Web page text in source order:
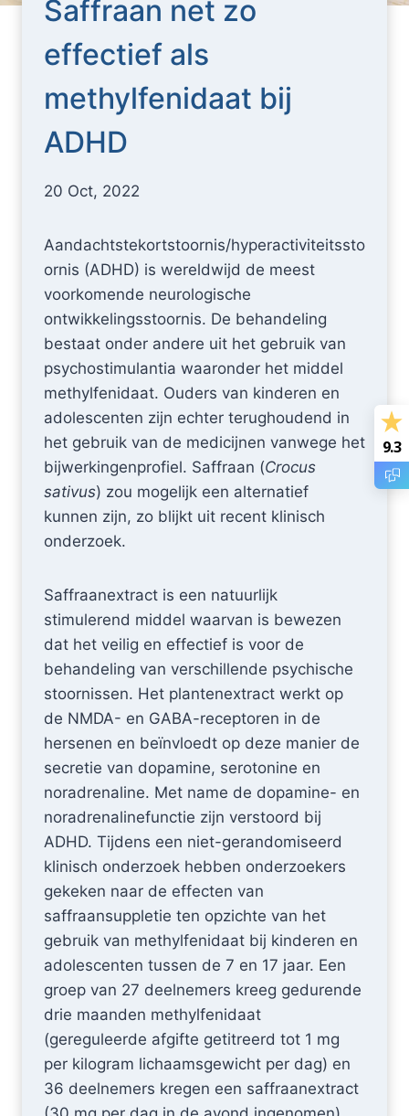
Saffraan net zo
effectief als
methylfenidaat bij
ADHD
20 Oct, 2022
Aandachtstekortstoornis/hyperactiviteitssto
ornis (ADHD) is wereldwijd de meest
voorkomende neurologische
ontwikkelingsstoornis. De behandeling
bestaat onder andere uit het gebruik van
psychostimulantia waaronder het middel
methylfenidaat. Ouders van kinderen en
adolescenten zijn echter terughoudend in
het gebruik van de medicijnen vanwege het
bijwerkingenprofiel. Saffraan (Crocus
sativus) zou mogelijk een alternatief
kunnen zijn, zo blijkt uit recent klinisch
onderzoek.
Saffraanextract is een natuurlijk
stimulerend middel waarvan is bewezen
dat het veilig en effectief is voor de
behandeling van verschillende psychische
stoornissen. Het plantenextract werkt op
de NMDA- en GABA-receptoren in de
hersenen en beïnvloedt op deze manier de
secretie van dopamine, serotonine en
noradrenaline. Met name de dopamine- en
noradrenalinefunctie zijn verstoord bij
ADHD. Tijdens een niet-gerandomiseerd
klinisch onderzoek hebben onderzoekers
gekeken naar de effecten van
saffraansuppletie ten opzichte van het
gebruik van methylfenidaat bij kinderen en
adolescenten tussen de 7 en 17 jaar. Een
groep van 27 deelnemers kreeg gedurende
drie maanden methylfenidaat
(gereguleerde afgifte getitreerd tot 1 mg
per kilogram lichaamsgewicht per dag) en
36 deelnemers kregen een saffraanextract
9.3